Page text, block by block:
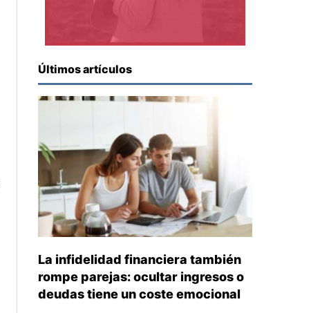
Últimos artículos
La infidelidad financiera también
rompe parejas: ocultar ingresos o
deudas tiene un coste emocional